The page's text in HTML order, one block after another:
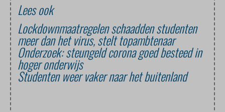
Lees ook
Lockdownmaatregelen schaadden studenten
meer dan het virus, stelt topambtenaar
Onderzoek: steungeld corona goed besteed in
hoger onderwijs
Studenten weer vaker naar het buitenland